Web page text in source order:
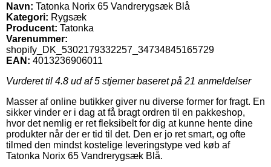
Navn: Tatonka Norix 65 Vandrerygsæk Blå
Kategori: Rygsæk
Producent: Tatonka
Varenummer:
shopify_DK_5302179332257_34734845165729
EAN: 4013236906011
Vurderet til 4.8 ud af 5 stjerner baseret på 21 anmeldelser
Masser af online butikker giver nu diverse former for fragt. En
sikker vinder er i dag at få bragt ordren til en pakkeshop,
hvor det nemlig er ret fleksibelt for dig at kunne hente dine
produkter når der er tid til det. Den er jo ret smart, og ofte
tilmed den mindst kostelige leveringstype ved køb af
Tatonka Norix 65 Vandrerygsæk Blå.